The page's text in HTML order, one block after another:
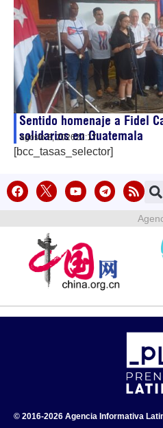
Sentido homenaje a Fidel
solidarios en Guatemala
agosto 8, 202622:17
[bcc_tasas_selector]
© 2016-2026 Agencia Informativa